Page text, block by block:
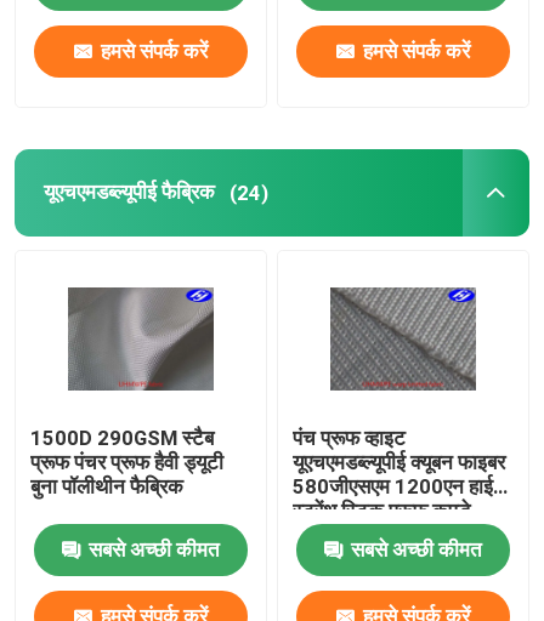
हमसे संपर्क करें हमसे संपर्क करें
यूएचएमडब्ल्यूपीई फैब्रिक (24)
1500D 290GSM स्टैब
प्रूफ पंचर प्रूफ हैवी ड्यूटी
बुना पॉलीथीन फैब्रिक
सबसे अच्छी कीमत
पंच प्रूफ व्हाइट
यूएचएमडब्ल्यूपीई क्यूबन फाइबर
580जीएसएम 1200एन हाई
स्ट्रेंथ स्टिक प्रूफ कपड़े
सबसे अच्छी कीमत